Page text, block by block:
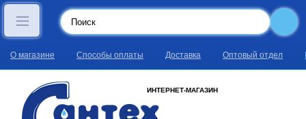
О магазине Способы оплаты Доставка Оптовый отдел
ИНТЕРНЕТ-МАГАЗИН